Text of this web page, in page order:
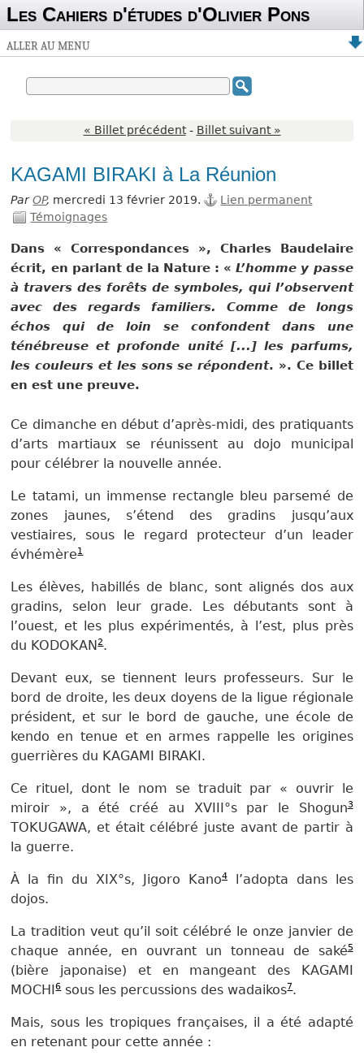
Les Cahiers d'études d'Olivier Pons
ALLER AU MENU
« Billet précédent - Billet suivant »
KAGAMI BIRAKI à La Réunion
ParOP, mercredi 13 février 2019.
Lien permanent
Témoignages
Dans « Correspondances », Charles Baudelaire
écrit, en parlant de la Nature : «L’homme y passe
à travers des forêts de symboles, qui l’observent
avec des regards familiers. Comme de longs
échos qui de loin se confondent dans une
ténébreuse et profonde unité [...] les parfums,
les couleurs et les sons se répondent. ». Ce billet
en est une preuve.
Ce dimanche en début d’après-midi, des pratiquants
d’arts martiaux se réunissent au dojo municipal
pour célébrer la nouvelle année.
Le tatami, un immense rectangle bleu parsemé de
zones jaunes, s’étend des gradins jusqu’aux
vestiaires, sous le regard protecteur d’un leader
évhémère1
Les élèves, habillés de blanc, sont alignés dos aux
gradins, selon leur grade. Les débutants sont à
l’ouest, et les plus expérimentés, à l’est, plus près
du KODOKAN2.
Devant eux, se tiennent leurs professeurs. Sur le
bord de droite, les deux doyens de la ligue régionale
président, et sur le bord de gauche, une école de
kendo en tenue et en armes rappelle les origines
guerrières du KAGAMI BIRAKI.
Ce rituel, dont le nom se traduit par « ouvrir le
miroir », a été créé au XVIII°s par le Shogun3
TOKUGAWA, et était célébré juste avant de partir à
la guerre.
À la fin du XIX°s, Jigoro Kano4l’adopta dans les
dojos.
La tradition veut qu’il soit célébré le onze janvier de
chaque année, en ouvrant un tonneau de saké5
(bière japonaise) et en mangeant des KAGAMI
MOCHI6sous les percussions des wadaikos7.
Mais, sous les tropiques françaises, il a été adapté
en retenant pour cette année :